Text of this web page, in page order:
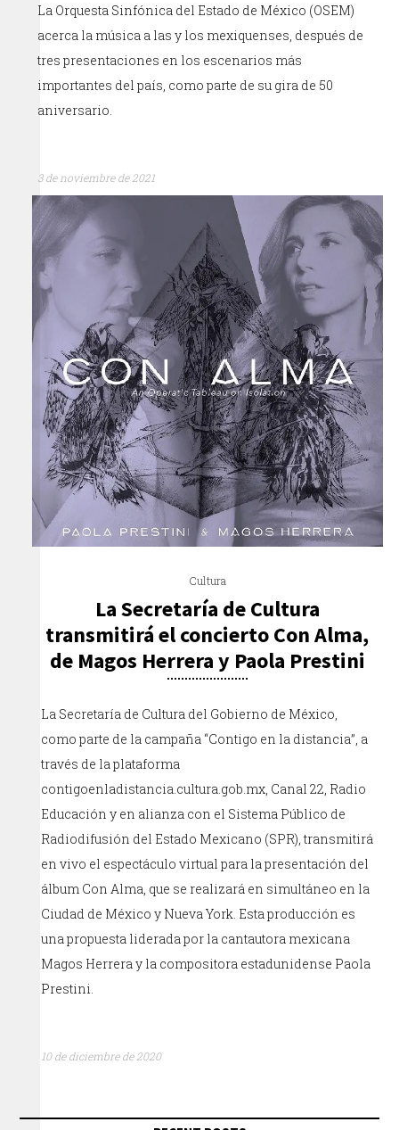
La Orquesta Sinfónica del Estado de México (OSEM)
acerca la música a las y los mexiquenses, después de
tres presentaciones en los escenarios más
importantes del país, como parte de su gira de 50
aniversario.
3 de noviembre de 2021
Cultura
La Secretaría de Cultura
transmitirá el concierto Con Alma,
de Magos Herrera y Paola Prestini
La Secretaría de Cultura del Gobierno de México,
como parte de la campaña “Contigo en la distancia”, a
través de la plataforma
contigoenladistancia.cultura.gob.mx, Canal 22, Radio
Educación y en alianza con el Sistema Público de
Radiodifusión del Estado Mexicano (SPR), transmitirá
en vivo el espectáculo virtual para la presentación del
álbum Con Alma, que se realizará en simultáneo en la
Ciudad de México y Nueva York. Esta producción es
una propuesta liderada por la cantautora mexicana
Magos Herrera y la compositora estadunidense Paola
Prestini.
10 de diciembre de 2020